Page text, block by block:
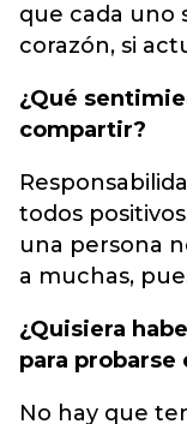
que cada uno
corazón, si
¿Qué
compartir?
todos
una persona
a muchas,
¿Quisiera
para probarse
No hay que